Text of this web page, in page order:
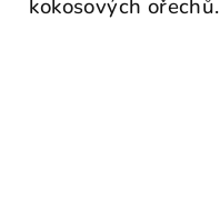
kokosových ořechů.